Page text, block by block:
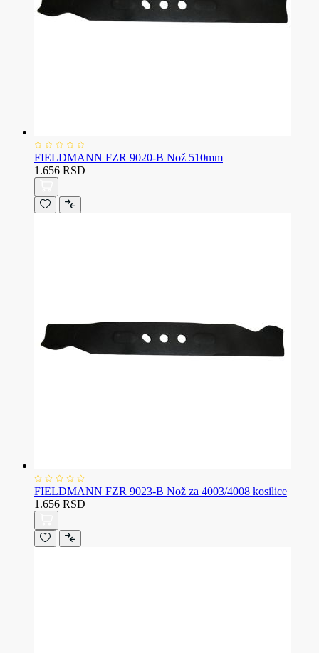
FIELDMANN FZR 9020-B Nož 510mm
1.656 RSD
FIELDMANN FZR 9023-B Nož za 4003/4008 kosilice
1.656 RSD